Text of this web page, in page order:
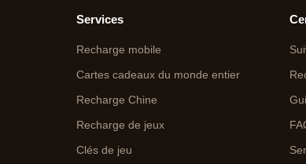
Services
Recharge mobile
Cartes cadeaux du monde entier
Recharge Chine
Recharge de jeux
Clés de jeu